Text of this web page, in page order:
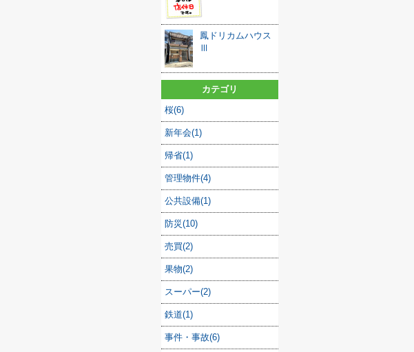
鳳ドリカムハウス
Ⅲ
カテゴリ
桜(6)
新年会(1)
帰省(1)
管理物件(4)
公共設備(1)
防災(10)
売買(2)
果物(2)
スーパー(2)
鉄道(1)
事件・事故(6)